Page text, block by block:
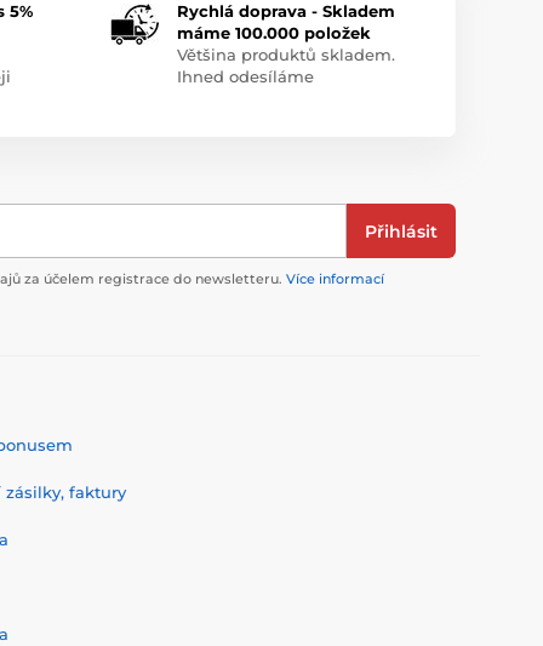
5%
Rychlá doprava - Skladem
máme 100.000 položek
Většina produktů skladem.
Ihned odesíláme
Přihlásit
za účelem registrace do newsletteru. Více informací
zásilky, faktury